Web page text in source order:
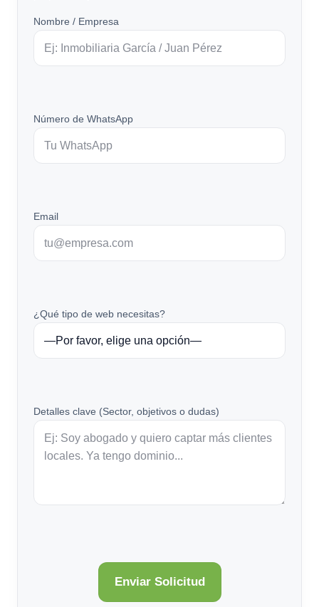
Nombre / Empresa
Número de WhatsApp
Email
¿Qué tipo de web necesitas?
Detalles clave (Sector, objetivos o dudas)